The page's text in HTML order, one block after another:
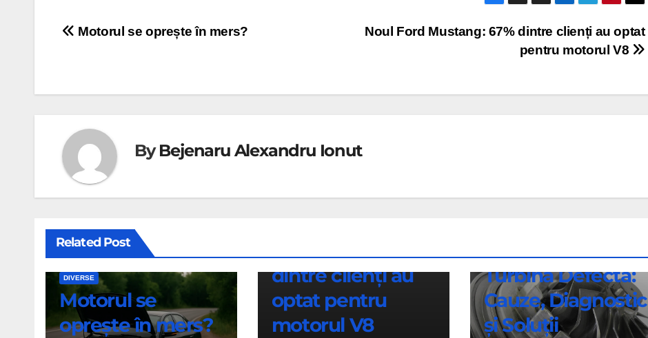
Navigare
articole
Noul Ford Mustang: 67% dintre clienți au optat
pentru motorul V8
Motorul se oprește în mers?
ByBejenaru Alexandru Ionut
Related Post
DIVERSE
Motorul se
oprește în mers?
Mustang: 67%
dintre clienți au
optat pentru
motorul V8
Simptome
Turbină Defectă:
Cauze, Diagnostic
și Soluții